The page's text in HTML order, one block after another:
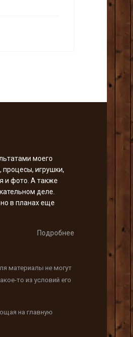
моего
игрушки,
и фото. А также
деле.
в планах еще
Подробнее
материалы не могут
то из условий его
на главную